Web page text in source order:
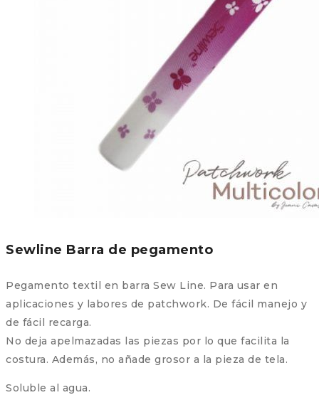
Sewline Barra de pegamento
Pegamento textil en barra Sew Line. Para usar en
aplicaciones y labores de patchwork. De fácil manejo y
de fácil recarga.
No deja apelmazadas las piezas por lo que facilita la
costura. Además, no añade grosor a la pieza de tela.
Soluble al agua.